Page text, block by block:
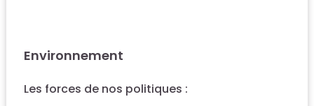
Environnement
Les forces de nos politiques :